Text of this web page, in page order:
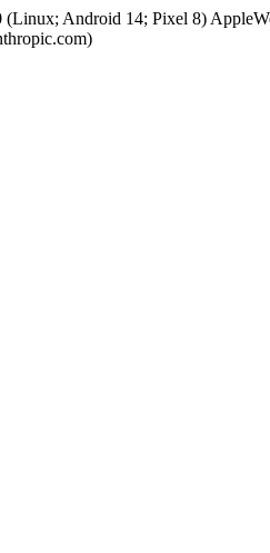
(Linux; Android 14; Pixel 8)